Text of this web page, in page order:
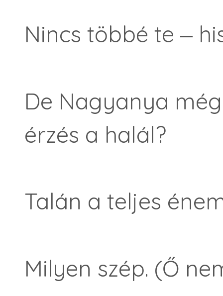
Nincs többé te ‒
De Nagyanya
érzés a halál?
Talán a teljes
Milyen szép. (Ő